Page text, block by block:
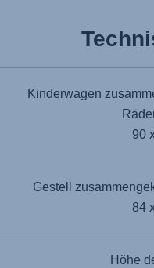
Kinderwagen
90
Gestell
84
Höhe